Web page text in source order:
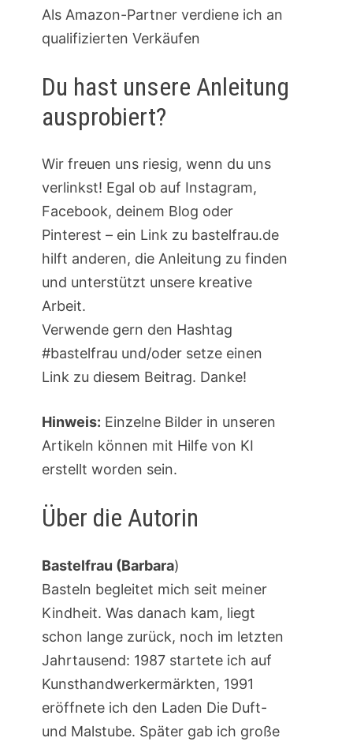
Als Amazon-Partner verdiene ich an
qualifizierten Verkäufen
Du hast unsere Anleitung
ausprobiert?
Wir freuen uns riesig, wenn du uns
verlinkst! Egal ob auf Instagram,
Facebook, deinem Blog oder
Pinterest – ein Link zu bastelfrau.de
hilft anderen, die Anleitung zu finden
und unterstützt unsere kreative
Arbeit.
Verwende gern den Hashtag
#bastelfrau und/oder setze einen
Link zu diesem Beitrag. Danke!
Hinweis: Einzelne Bilder in unseren
Artikeln können mit Hilfe von KI
erstellt worden sein.
Über die Autorin
Bastelfrau (Barbara)
Basteln begleitet mich seit meiner
Kindheit. Was danach kam, liegt
schon lange zurück, noch im letzten
Jahrtausend: 1987 startete ich auf
Kunsthandwerkermärkten, 1991
eröffnete ich den Laden Die Duft-
und Malstube. Später gab ich große